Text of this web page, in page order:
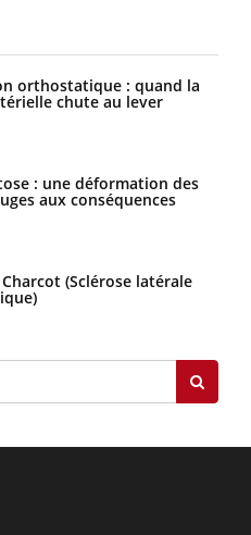
orthostatique : quand la
chute au lever
: une déformation des
aux conséquences
(Sclérose latérale